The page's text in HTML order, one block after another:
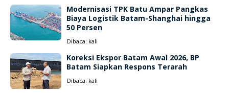
Modernisasi TPK Batu Ampar Pangkas
Biaya Logistik Batam-Shanghai hingga
50 Persen
Dibaca: kali
Koreksi Ekspor Batam Awal 2026, BP
Batam Siapkan Respons Terarah
Dibaca: kali